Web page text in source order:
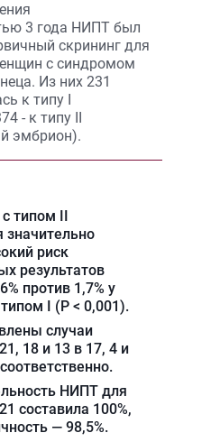
3 года НИПТ был
скрининг для
с синдромом
Из них 231
к типу I
- к типу II
эмбрион).
типом II
значительно
риск
результатов
против 1,7% у
I (P < 0,001).
случаи
18 и 13 в 17, 4 и
НИПТ для
составила 100%,
— 98,5%.